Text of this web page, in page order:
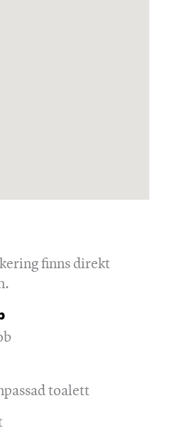
finns direkt
toalett